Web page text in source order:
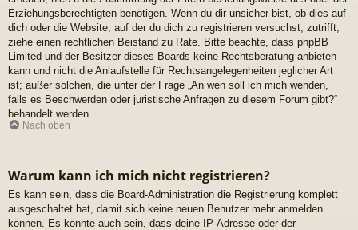
Erziehungsberechtigten benötigen. Wenn du dir unsicher bist, ob dies auf
dich oder die Website, auf der du dich zu registrieren versuchst, zutrifft,
ziehe einen rechtlichen Beistand zu Rate. Bitte beachte, dass phpBB
Limited und der Besitzer dieses Boards keine Rechtsberatung anbieten
kann und nicht die Anlaufstelle für Rechtsangelegenheiten jeglicher Art
ist; außer solchen, die unter der Frage „An wen soll ich mich wenden,
falls es Beschwerden oder juristische Anfragen zu diesem Forum gibt?“
behandelt werden.
Nach oben
Warum kann ich mich nicht registrieren?
Es kann sein, dass die Board-Administration die Registrierung komplett
ausgeschaltet hat, damit sich keine neuen Benutzer mehr anmelden
können. Es könnte auch sein, dass deine IP-Adresse oder der